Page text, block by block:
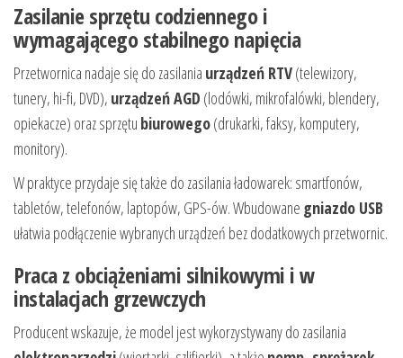
Zasilanie sprzętu codziennego i
wymagającego stabilnego napięcia
Przetwornica nadaje się do zasilania urządzeń RTV(telewizory,
tunery, hi-fi, DVD), urządzeń AGD (lodówki, mikrofalówki, blendery,
opiekacze) oraz sprzętu biurowego(drukarki, faksy, komputery,
monitory).
W praktyce przydaje się także do zasilania ładowarek: smartfonów,
tabletów, telefonów, laptopów, GPS-ów. Wbudowane gniazdo USB
ułatwia podłączenie wybranych urządzeń bez dodatkowych przetwornic.
Praca z obciążeniami silnikowymi i w
instalacjach grzewczych
Producent wskazuje, że model jest wykorzystywany do zasilania